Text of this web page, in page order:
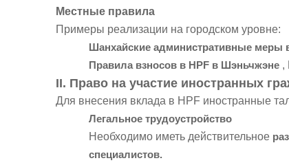
Местные правила
Примеры реализации на городском уровне:
Шанхайские административные меры
Правила взносов в HPF в Шэньчжэне ,
II. Право на участие иностранных
Для внесения вклада в HPF иностранные
Легальное трудоустройство
Необходимо иметь действительное
специалистов.